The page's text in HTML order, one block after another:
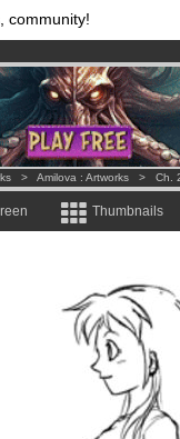
community!
per month !Get membership
comics & mangas!.
> Amilova : Artworks > Ch.
Thumbnails